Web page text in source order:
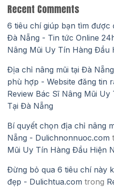
Recent Comments
6 tiêu chí giúp bạn tìm được
Đà Nẵng - Tin tức Online
Nâng Mũi Uy Tín Hàng Đầu
Địa chỉ nâng mũi tại Đà
phù hợp - Website đăng tin
Review Bác Sĩ Nâng Mũi
Tại Đà Nẵng
Bí quyết chọn địa chỉ nâng
Nẵng - Dulichnonnuoc.com
Mũi Uy Tín Hàng Đầu Hiện
Đừng bỏ qua 6 tiêu chí này
đẹp - Dulichtua.com trong